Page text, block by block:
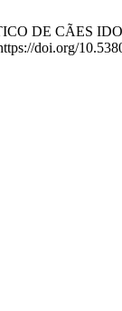
DE CÃES
doi.org/